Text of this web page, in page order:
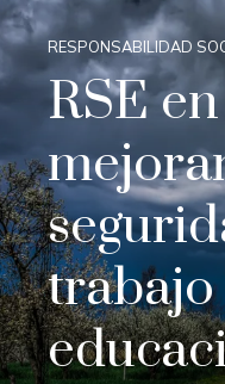
RESPONSABILIDAD
RSE
trabajo